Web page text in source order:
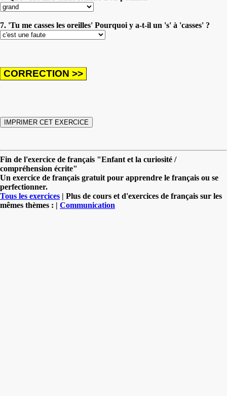
7. 'Tu me casses les oreilles' Pourquoi y a-t-il un 's' à 'casses' ?
Fin de l'exercice de français "Enfant et la curiosité /
compréhension écrite"
Un exercice de français gratuit pour apprendre le français ou se
perfectionner.
Tous les exercices | Plus de cours et d'exercices de français sur les
mêmes thèmes : | Communication